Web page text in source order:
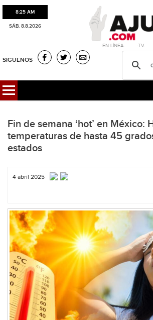
8:25 AM
SÁB. 8.8.2026
·EN LÍNEA. ·T.V.
SIGUENOS
Fin de semana ‘hot’ en México:
temperaturas de hasta 45
estados
4 abril 2025